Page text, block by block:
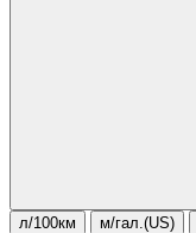
л/100км м/гал.(US)